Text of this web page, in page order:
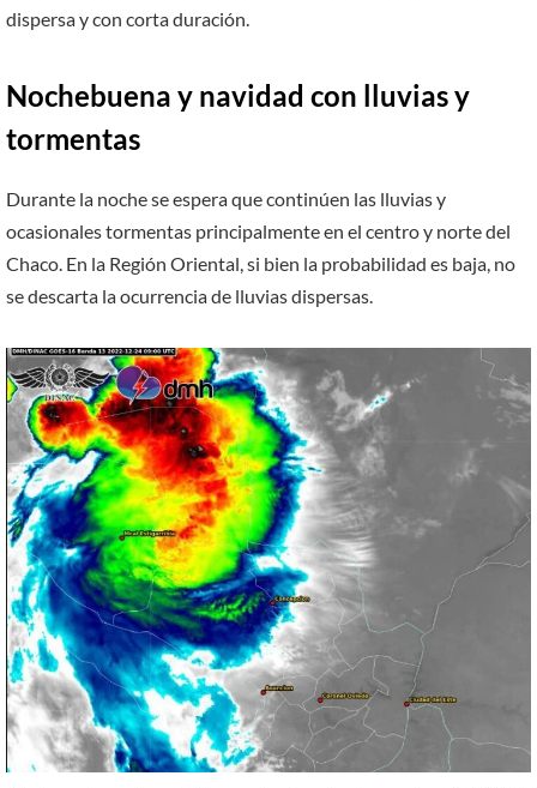
dispersa y con corta duración.
Nochebuena y navidad con lluvias y
tormentas
Durante la noche se espera que continúen las lluvias y
ocasionales tormentas principalmente en el centro y norte del
Chaco. En la Región Oriental, si bien la probabilidad es baja, no
se descarta la ocurrencia de lluvias dispersas.